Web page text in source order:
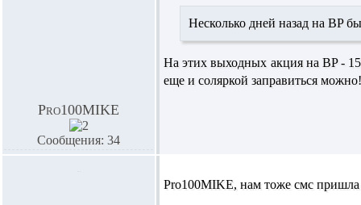
Pro100MIKE
Сообщения: 34
Несколько дней назад на BP
На этих выходных акция на BP -
еще и соляркой заправиться
Pro100MIKE, нам тоже смс